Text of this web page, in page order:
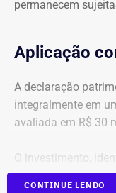
permanecem
Aplicação
A declaração
integralmente em
avaliada em R$ 30
O investimento,
representa cerca de
CONTINUE LENDO